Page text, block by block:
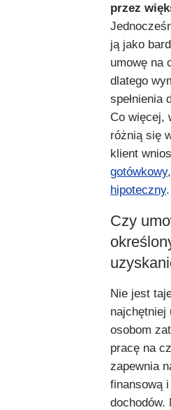
przez
ją jako
umowę na
dlatego
spełnienia
Co więcej,
różnią się
klient
gotówkowy
hipoteczny.
Czy
Nie jest
najchętniej
osobom
pracę na
zapewnia
finansową
dochodów.